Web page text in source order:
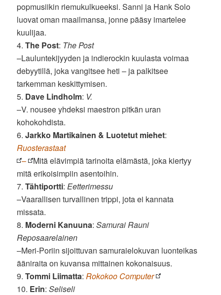
popmusiikin riemukulkueeksi. Sanni ja Hank Solo
luovat oman maailmansa, jonne pääsy imartelee
kuulijaa.
4.The Post: The Post
–Lauluntekijyyden ja indierockin kuulasta voimaa
debyytillä, joka vangitsee heti – ja palkitsee
tarkemman keskittymisen.
5. Dave Lindholm: V.
–V. nousee yhdeksi maestron pitkän uran
kohokohdista.
6.Jarkko Martikainen & Luotetut miehet:
Ruosterastaat
–
Mitä elävimpiä tarinoita elämästä, joka kiertyy
mitä erikoisimpiin asentoihin.
7.Tähtiportti: Eetterimessu
–Vaarallisen turvallinen trippi, jota ei kannata
missata.
8. Moderni Kanuuna:Samurai Rauni
Reposaarelainen
–Meri-Poriin sijoittuvan samuraielokuvan luonteikas
ääniraita on kuvansa mittainen kokonaisuus.
9.Tommi Liimatta: Rokokoo Computer
10. Erin:Seliseli